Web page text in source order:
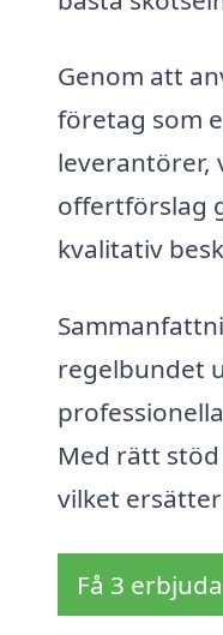
Genom att
företag som
leverantörer,
offertförslag
kvalitativ
regelbundet
Med rätt
vilket
Få 3